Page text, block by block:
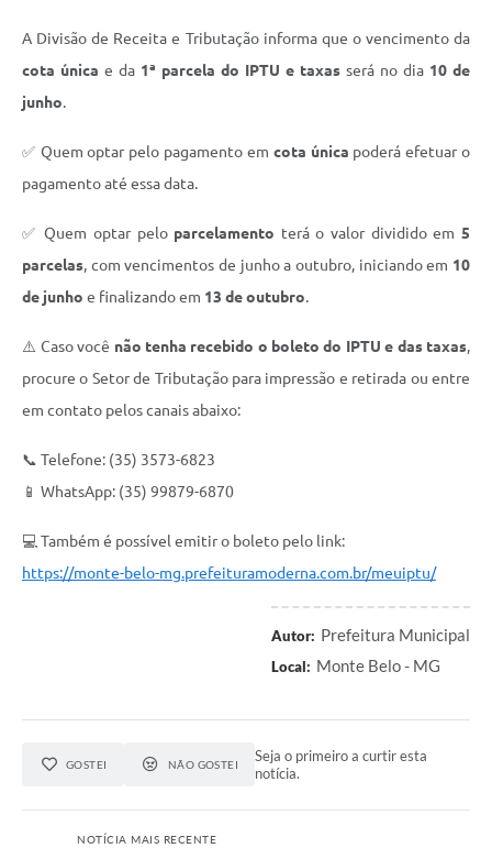
A Divisão de Receita e Tributação informa que o vencimento da
cota única e da 1ª parcela do IPTU e taxas será no dia 10 de
junho.
✅ Quem optar pelo pagamento em cota única poderá efetuar o
pagamento até essa data.
✅ Quem optar pelo parcelamento terá o valor dividido em5
parcelas, com vencimentos de junho a outubro, iniciando em 10
de junho e finalizando em 13 de outubro.
⚠️ Caso você não tenha recebido o boleto do IPTU e das taxas,
procure o Setor de Tributação para impressão e retirada ou entre
em contato pelos canais abaixo:
📞 Telefone: (35) 3573-6823
📱 WhatsApp: (35) 99879-6870
💻 Também é possível emitir o boleto pelo link:
https://monte-belo-mg.prefeituramoderna.com.br/meuiptu/
Autor: Prefeitura Municipal
Local: Monte Belo - MG
GOSTEI NÃO GOSTEI
Seja o primeiro a curtir esta
notícia.
NOTÍCIA MAIS RECENTE